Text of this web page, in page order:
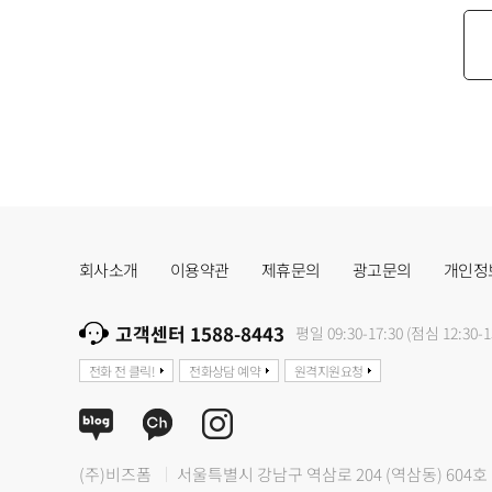
회사소개 이용약관 제휴문의 광고문의 개인
고객센터 1588-8443 평일 09:30-17:30 (점심 12:30-
전화 전 클릭! 전화상담 예약 원격지원요청
(주)비즈폼 서울특별시 강남구 역삼로 204 (역삼동) 604호